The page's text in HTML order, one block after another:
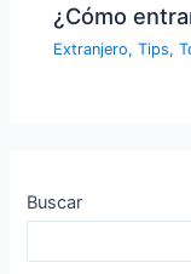
¿Cómo
Extranjero,Tips,
Buscar